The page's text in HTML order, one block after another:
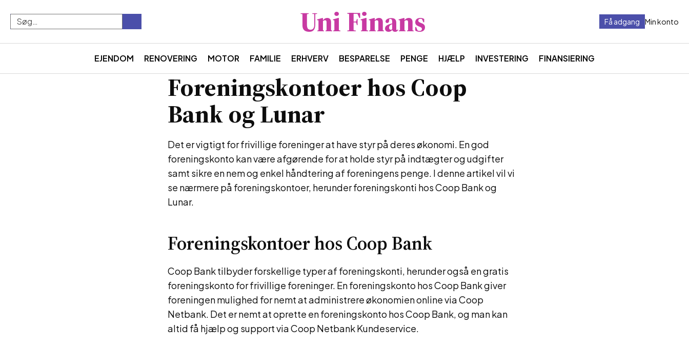
Uni Finans Min konto
Få adgang
EJENDOM RENOVERING MOTOR FAMILIE ERHVERV BESPARELSE PENGE HJÆLP INVESTERING FINANSIERING
Foreningskontoer hos Coop
Bank og Lunar
Det er vigtigt for frivillige foreninger at have styr på deres økonomi. En god
foreningskonto kan være afgørende for at holde styr på indtægter og udgifter
samt sikre en nem og enkel håndtering af foreningens penge. I denne artikel vil vi
se nærmere på foreningskontoer, herunder foreningskonti hos Coop Bank og
Lunar.
Foreningskontoer hos Coop Bank
Coop Bank tilbyder forskellige typer af foreningskonti, herunder også en gratis
foreningskonto for frivillige foreninger. En foreningskonto hos Coop Bank giver
foreningen mulighed for nemt at administrere økonomien online via Coop
Netbank. Det er nemt at oprette en foreningskonto hos Coop Bank, og man kan
altid få hjælp og support via Coop Netbank Kundeservice.